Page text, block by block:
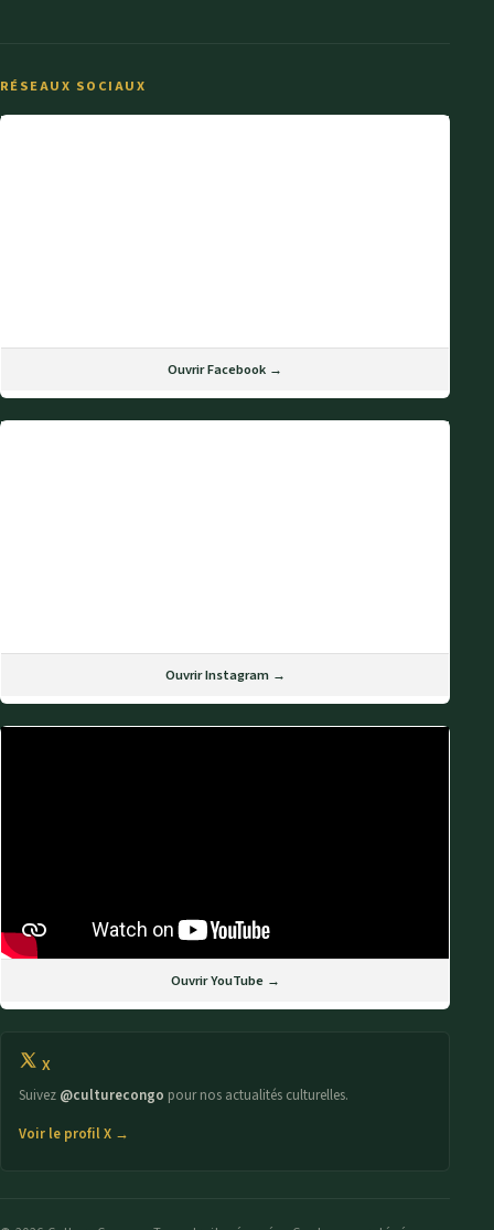
RÉSEAUX SOCIAUX
Ouvrir Facebook →
Ouvrir Instagram →
Ouvrir YouTube →
X
Suivez @culturecongo pour nos actualités culturelles.
Voir le profil X →